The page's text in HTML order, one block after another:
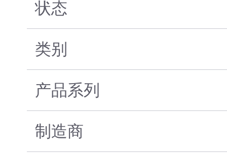
状态
类别
产品系列
制造商